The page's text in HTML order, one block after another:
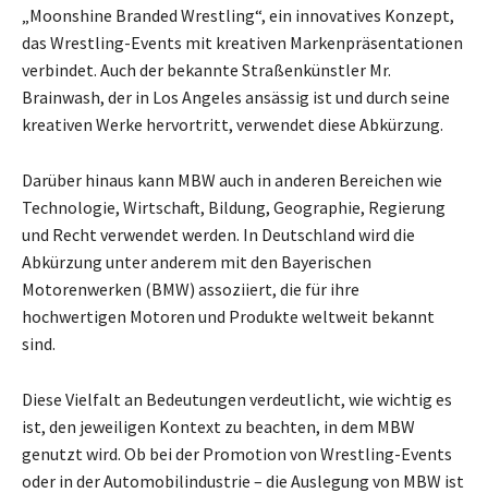
„Moonshine Branded Wrestling“, ein innovatives Konzept,
das Wrestling-Events mit kreativen Markenpräsentationen
verbindet. Auch der bekannte Straßenkünstler Mr.
Brainwash, der in Los Angeles ansässig ist und durch seine
kreativen Werke hervortritt, verwendet diese Abkürzung.
Darüber hinaus kann MBW auch in anderen Bereichen wie
Technologie, Wirtschaft, Bildung, Geographie, Regierung
und Recht verwendet werden. In Deutschland wird die
Abkürzung unter anderem mit den Bayerischen
Motorenwerken (BMW) assoziiert, die für ihre
hochwertigen Motoren und Produkte weltweit bekannt
sind.
Diese Vielfalt an Bedeutungen verdeutlicht, wie wichtig es
ist, den jeweiligen Kontext zu beachten, in dem MBW
genutzt wird. Ob bei der Promotion von Wrestling-Events
oder in der Automobilindustrie – die Auslegung von MBW ist